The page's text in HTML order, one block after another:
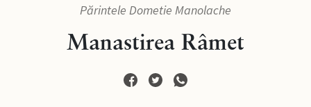
Părintele Dometie Manolache
Manastirea Râmet